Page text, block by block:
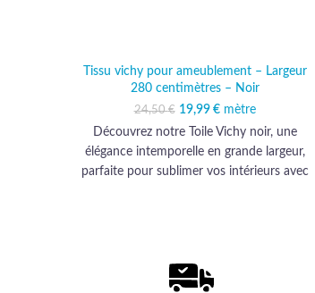
Tissu vichy pour ameublement – Largeur
280 centimètres – Noir
24,50€
Le prix initial était :
24,50 €.
19,99 € Le prix actuel est :
19,99 €.
mètre
Découvrez notre Toile Vichy noir, une
élégance intemporelle en grande largeur,
parfaite pour sublimer vos intérieurs avec